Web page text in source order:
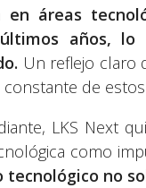
áreas
años,
Un reflejo claro
de
LKS Next
como
no